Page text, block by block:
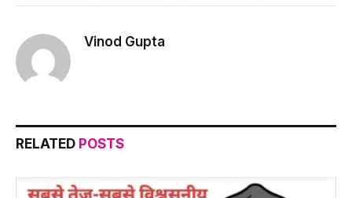
Vinod Gupta
RELATED POSTS